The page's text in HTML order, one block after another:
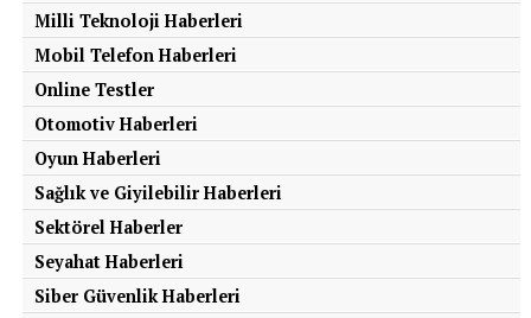
Milli Teknoloji Haberleri
Mobil Telefon Haberleri
Online Testler
Otomotiv Haberleri
Oyun Haberleri
Sağlık ve Giyilebilir Haberleri
Sektörel Haberler
Seyahat Haberleri
Siber Güvenlik Haberleri